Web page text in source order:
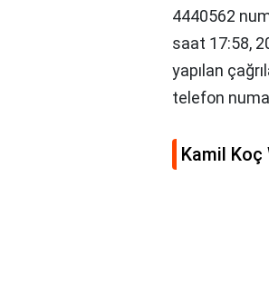
4440562
saat 17:58,
yapılan
telefon
Kamil Koç